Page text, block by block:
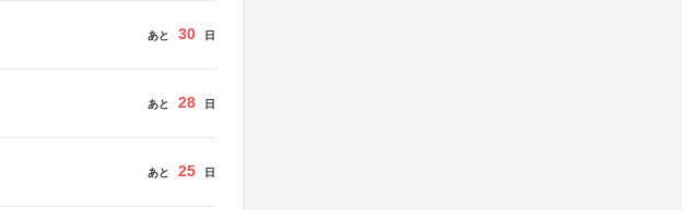
あと 30 日
あと 28 日
あと 25 日